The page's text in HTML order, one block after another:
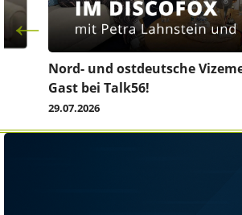
Nord- und ostdeutsche
Gast bei Talk56!
29.07.2026